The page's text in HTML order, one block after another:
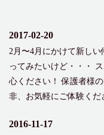
2017-02-20
2月〜4月にかけて新し
ってみたいけど・・・
心ください！ 保護者様
非、お気軽にご体験くだ
2016-11-17